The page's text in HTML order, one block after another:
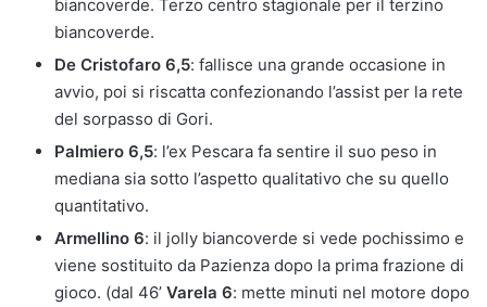
biancoverde. Terzo centro stagionale per il terzino
biancoverde.
De Cristofaro 6,5: fallisce una grande occasione in
avvio, poi si riscatta confezionando l’assist per la rete
del sorpasso di Gori.
Palmiero 6,5: l’ex Pescara fa sentire il suo peso in
mediana sia sotto l’aspetto qualitativo che su quello
quantitativo.
Armellino 6: il jolly biancoverde si vede pochissimo e
viene sostituito da Pazienza dopo la prima frazione di
gioco. (dal 46’ Varela 6: mette minuti nel motore dopo